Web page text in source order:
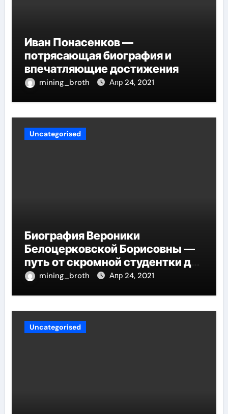
Иван Понасенков —
потрясающая биография и
впечатляющие достижения
mining_broth Апр 24, 2021
Uncategorised
Биография Вероники
Белоцерковской Борисовны —
путь от скромной студентки до
великолепных достижений в
mining_broth Апр 24, 2021
Uncategorised